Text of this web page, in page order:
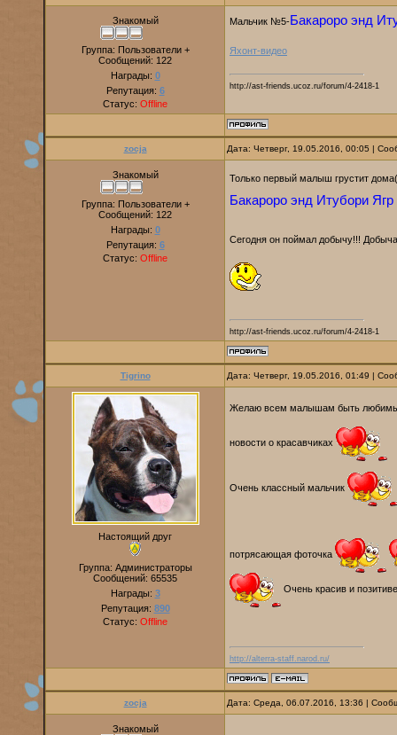
Знакомый
Группа: Пользователи +
Сообщений: 122
Награды: 0
Репутация: 6
Статус: Offline
Мальчик №5-Бакароро энд
Яхонт-видео
http://ast-friends.ucoz.ru/forum/4-2418-1
zocja Дата: Четверг, 19.05.2016, 00:05 |
Знакомый
Группа: Пользователи +
Сообщений: 122
Награды: 0
Репутация: 6
Статус: Offline
Только первый малыш грустит
Бакароро энд Итубори Ягр
Сегодня он поймал добычу!!!
http://ast-friends.ucoz.ru/forum/4-2418-1
Tigrino Дата: Четверг, 19.05.2016, 01:49 |
Настоящий друг
Группа: Администраторы
Сообщений: 65535
Награды: 3
Репутация: 890
Статус: Offline
Желаю всем малышам быть
новости о красавчиках
Очень классный мальчик
потрясающая фоточка
Очень красив и
http://alterra-staff.narod.ru/
zocja Дата: Среда, 06.07.2016, 13:36 |
Знакомый